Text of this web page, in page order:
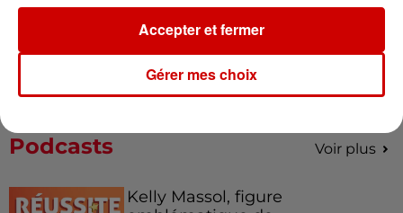
vous !
Podcasts Voir plus
Kelly Massol, figure
Gérer mes choix
Accepter et fermer